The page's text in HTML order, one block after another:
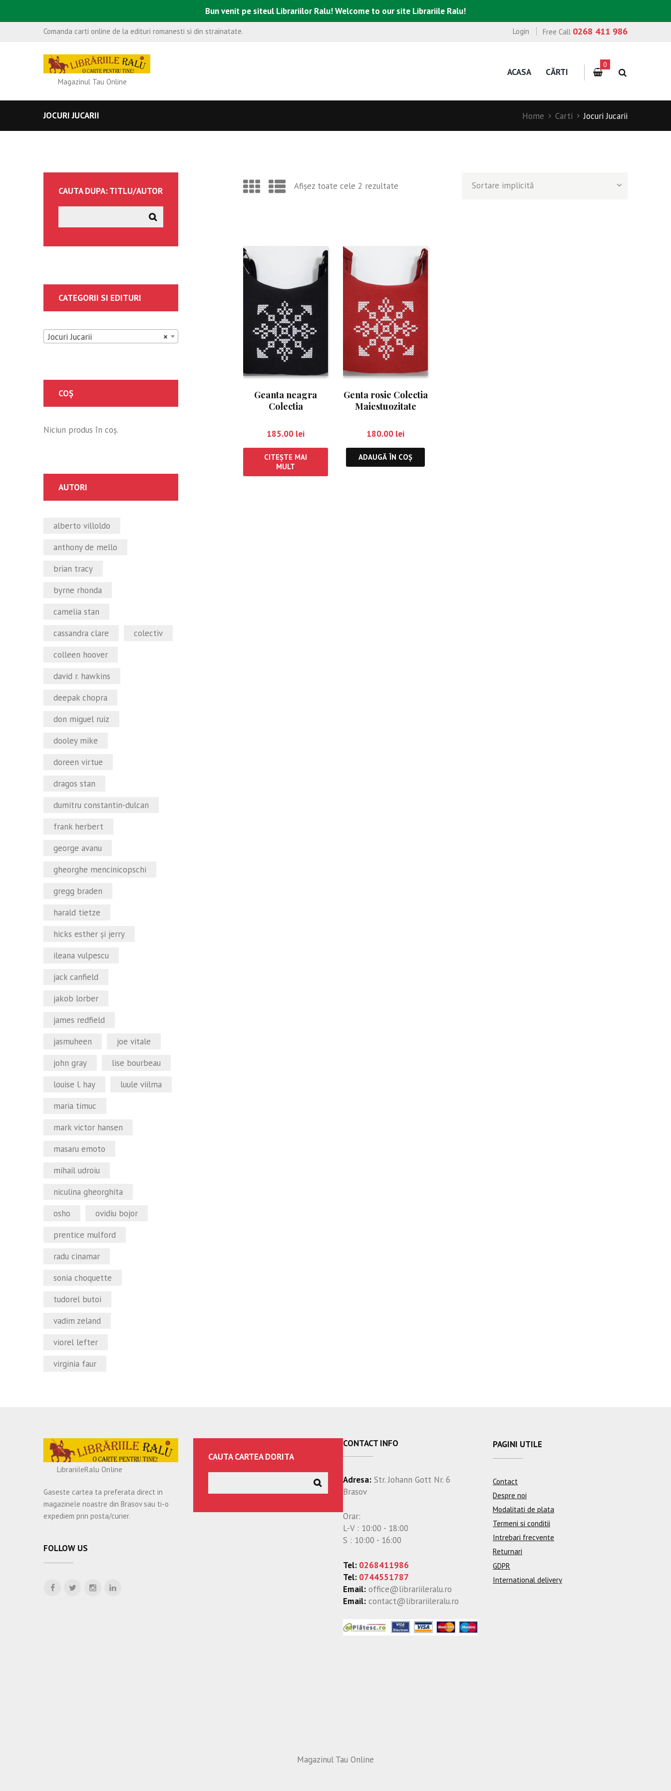
Bun venit pe siteul Librariilor Ralu! Welcome to our site Librariile Ralu!
Comanda carti online de la edituri romanesti si din strainatate. Free Call 0268 411 986
Login
Magazinul Tau Online
ACASA CĂRTI
0
JOCURI JUCARII Home Carti Jocuri Jucarii
Afișez toate cele 2 rezultate
Geanta neagra
Colectia
185.00 lei
CITEȘTE MAI
MULT
Genta rosie Colectia
Maiestuozitate
180.00 lei
ADAUGĂ ÎN COȘ
CAUTA DUPA: TITLU/AUTOR
CATEGORII SI EDITURI
×
Jocuri Jucarii
COȘ
Niciun produs în coș.
AUTORI
alberto villoldo
anthony de mello
brian tracy
byrne rhonda
camelia stan
cassandra clare
colectiv
colleen hoover
david r. hawkins
deepak chopra
don miguel ruiz
dooley mike
doreen virtue
dragos stan
dumitru constantin-dulcan
frank herbert
george avanu
gheorghe mencinicopschi
gregg braden
harald tietze
hicks esther şi jerry
ileana vulpescu
jack canfield
jakob lorber
james redfield
jasmuheen
joe vitale
john gray
lise bourbeau
louise l. hay
luule viilma
maria timuc
mark victor hansen
masaru emoto
mihail udroiu
niculina gheorghita
osho
ovidiu bojor
prentice mulford
radu cinamar
sonia choquette
tudorel butoi
vadim zeland
viorel lefter
virginia faur
LibrariileRalu Online
Gaseste cartea ta preferata direct in
magazinele noastre din Brasov sau ti-o
expediem prin posta/curier.
FOLLOW US
CAUTA CARTEA DORITA
CONTACT INFO
Adresa: Str. Johann Gott Nr. 6
Brasov
Orar:
L-V : 10:00 - 18:00
S : 10:00 - 16:00
Tel: 0268411986
Tel: 0744551787
Email: office@librariileralu.ro
Email: contact@librariileralu.ro
PAGINI UTILE
Contact
Despre noi
Modalitati de plata
Termeni si conditii
Intrebari frecvente
Returnari
GDPR
International delivery
Magazinul Tau Online